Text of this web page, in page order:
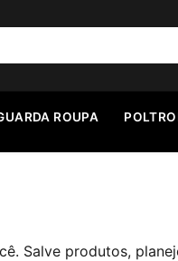
ROUPA
Salve produtos,